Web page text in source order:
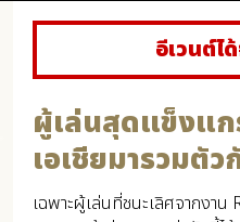
อีเวนต์ไ
ผู้เล่นสุดแข็งแ
เอเชียมารวมตั
เฉพาะผู้เล่นที่ชนะเลิศจากงา